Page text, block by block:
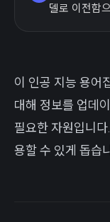
델로 이전함
이 인공 지능 용어
대해 정보를 업데
필요한 자원입니
용할 수 있게 돕습